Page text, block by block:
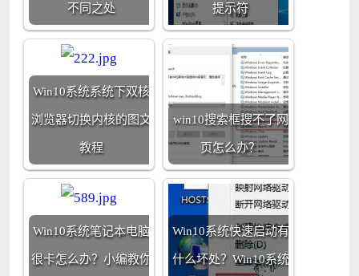
不同之处 提示符
Win10系统系统下双核
浏览器切换内核的图文
教程
win10搜索框搜不了网
页怎么办？
Win10系统笔记本电脑
很卡怎么办？小编教你
Win10系统快速启动有
什么坏处？Win10系统